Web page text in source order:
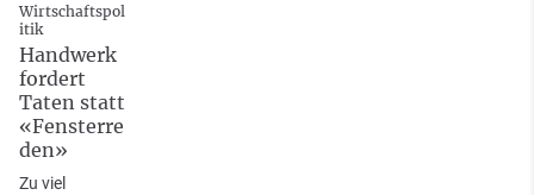
Wirtschaftspol
itik
Handwerk
fordert
Taten statt
«Fensterre
den»
Zu viel